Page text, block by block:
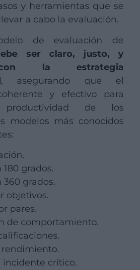
y herramientas que se
a cabo la evaluación.
de evaluación de
ser claro, justo, y
la estrategia
, asegurando que el
y efectivo para
de los
modelos más conocidos
grados.
360 grados.
objetivos.
pares.
de comportamiento.
incidente crítico.